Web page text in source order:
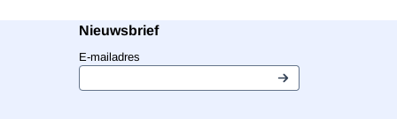
Nieuwsbrief
E-mailadresVul je e-mailadres in voor de nieuwsbrief